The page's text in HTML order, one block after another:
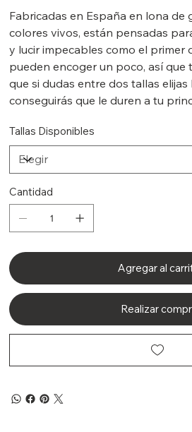
Fabricadas en España en lona de
colores vivos, están pensadas
y lucir impecables como el primer
pueden encoger un poco, así que
que si dudas entre dos tallas elijas
conseguirás que le duren a tu
Tallas Disponibles
Cantidad
Agregar al
Realizar